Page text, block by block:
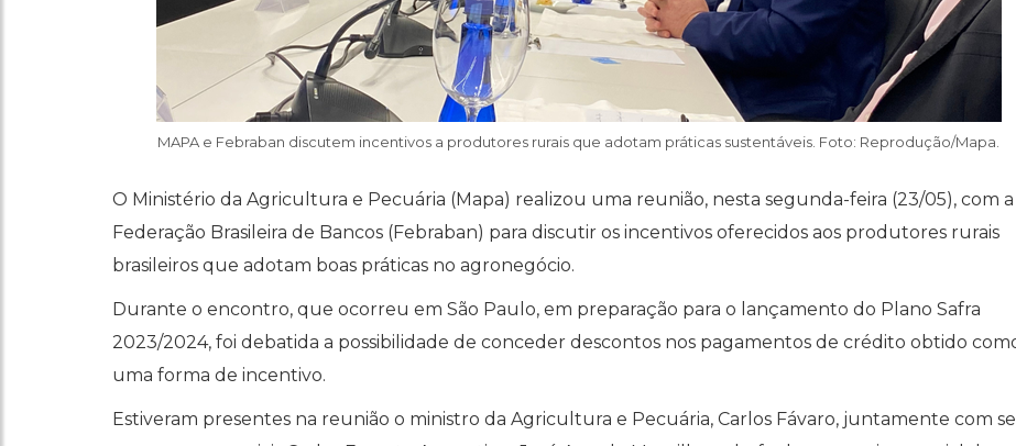
MAPA e Febraban discutem incentivos a produtores rurais que adotam práticas sustentáveis. Foto: Reprodução/Mapa.
O Ministério da Agricultura e Pecuária (Mapa) realizou uma reunião, nesta segunda-feira (23/05), com a
Federação Brasileira de Bancos (Febraban) para discutir os incentivos oferecidos aos produtores rurais
brasileiros que adotam boas práticas no agronegócio.
Durante o encontro, que ocorreu em São Paulo, em preparação para o lançamento do Plano Safra
2023/2024, foi debatida a possibilidade de conceder descontos nos pagamentos de crédito obtido
uma forma de incentivo.
Estiveram presentes na reunião o ministro da Agricultura e Pecuária, Carlos Fávaro, juntamente com